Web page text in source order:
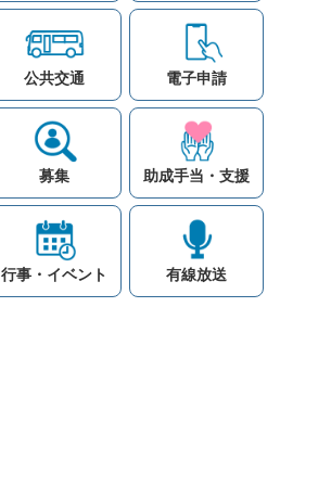
公共交通 電子申請
募集 助成手当・支援
行事・イベント 有線放送